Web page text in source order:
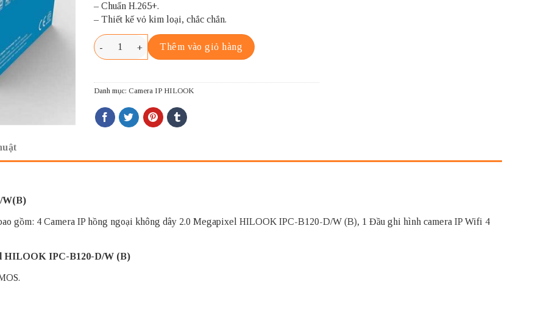
– Chuẩn H.265+.
– Thiết kế vỏ kim loại, chắc chắn.
Bộ Kit camera IP Wifi HILOOK IK-4042BH-MH/W(B) số lượng
Thêm vào giỏ hàng
Danh mục: Camera IP HILOOK
W(B)
gồm: 4 Camera IP hồng ngoại không dây 2.0 Megapixel HILOOK IPC-B120-D/W (B), 1 Đầu ghi hình camera IP Wifi 4
HILOOK IPC-B120-D/W (B)